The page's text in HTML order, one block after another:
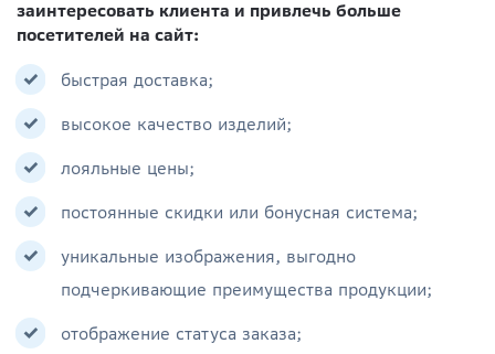
заинтересовать клиента и привлечь больше
посетителей на сайт:
быстрая доставка;
высокое качество изделий;
лояльные цены;
постоянные скидки или бонусная система;
уникальные изображения, выгодно
подчеркивающие преимущества продукции;
отображение статуса заказа;